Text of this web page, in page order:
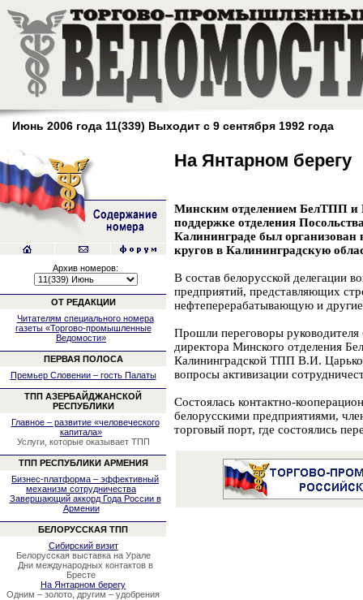
Июнь 2006 года 11(339) Выходит с 9 сентября 1992 года
Архив номеров:
ОТ РЕДАКЦИИ
Читателям специального номера
газеты «Торгово-промышленные
Ведомости»
ПЕРВАЯ ПОЛОСА
Премьер Словении – гость Палаты
ТПП АЗЕРБАЙДЖАНСКОЙ
РЕСПУБЛИКИ
Главное – развитие «человеческого
капитала»
Услуги, которые оказывает ТПП
ТПП РЕСПУБЛИКИ АРМЕНИЯ
Бизнес-платформа – эффективный
механизм сотрудничества
Завершающий аккорд Года России в
Армении
БЕЛОРУССКАЯ ТПП
Сибирский визит
Белорусская выставка на Урале
Дни международных контактов в
Бресте
На Янтарном берегу
Одним – золото, другим – удобрения
На Янтарном берегу
Минским отделением БелТПП
поддержке отделения
Калининграде был организован
кругов в Калининградскую
В состав белорусской делегации
предприятий, представляющих
нефтеперерабатывающую и
Прошли переговоры руководителя
директора Минского отделения
Калининградской ТПП В.И.
вопросы активизации
Состоялась контактно-
белорусскими предприятиями,
торговый порт, где состоялись